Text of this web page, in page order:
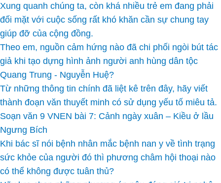
Xung quanh chúng ta, còn khá nhiều trẻ em đang phải
đối mặt với cuộc sống rất khó khăn cần sự chung tay
giúp đỡ của cộng đồng.
Theo em, nguồn cảm hứng nào đã chi phối ngòi bút tác
giả khi tạo dựng hình ảnh người anh hùng dân tộc
Quang Trung - Nguyễn Huệ?
Từ những thông tin chính đã liệt kê trên đây, hãy viết
thành đoạn văn thuyết minh có sử dụng yếu tố miêu tả.
Soạn văn 9 VNEN bài 7: Cảnh ngày xuân – Kiều ở lầu
Ngưng Bích
Khi bác sĩ nói bệnh nhân mắc bệnh nan y về tình trạng
sức khỏe của người đó thì phương châm hội thoại nào
có thể không được tuân thủ?